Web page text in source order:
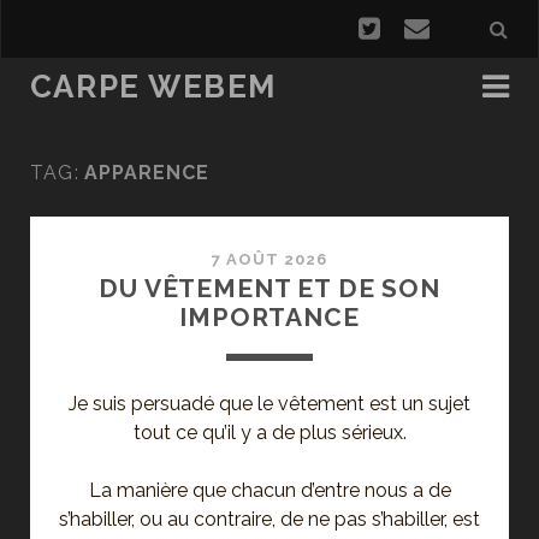
CARPE WEBEM
TAG: APPARENCE
7 AOÛT 2026
DU VÊTEMENT ET DE SON
IMPORTANCE
Je suis persuadé que le vêtement est un sujet
tout ce qu’il y a de plus sérieux.
La manière que chacun d’entre nous a de
s’habiller, ou au contraire, de ne pas s’habiller, est